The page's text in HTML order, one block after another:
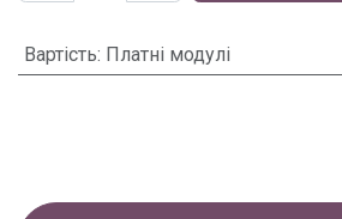
Вартість: Платні модулі